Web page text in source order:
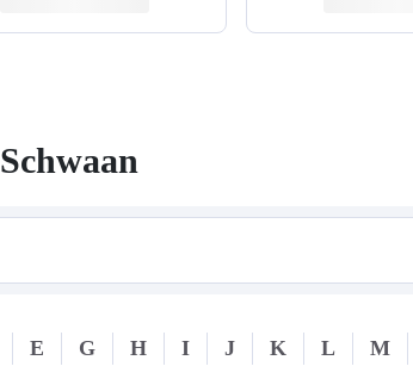
Schwaan
E G H I J K L M